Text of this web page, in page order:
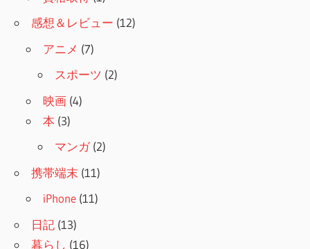
感想＆レビュー (12)
アニメ (7)
スポーツ (2)
映画 (4)
本 (3)
マンガ(2)
携帯端末 (11)
iPhone (11)
日記 (13)
暮らし (16)